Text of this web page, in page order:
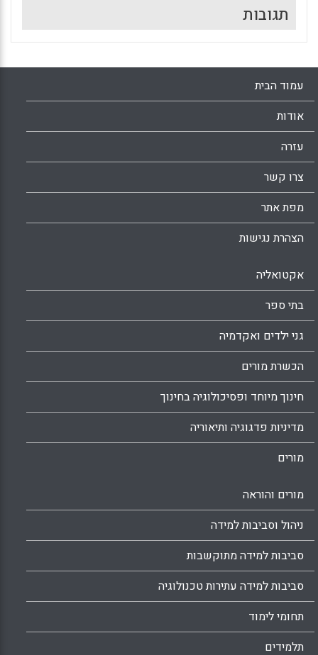
תגובות
עמוד הבית
אודות
עזרה
צרו קשר
מפת אתר
הצהרת נגישות
אקטואליה
בתי ספר
גני ילדים ואקדמיה
הכשרת מורים
חינוך מיוחד ופסיכולוגיה בחינוך
מדיניות פדגוגיה ותיאוריה
מורים
מורים והוראה
ניהול וסביבות למידה
סביבות למידה מתוקשבות
סביבות למידה עתירות טכנולוגיה
תחומי לימוד
תלמידים